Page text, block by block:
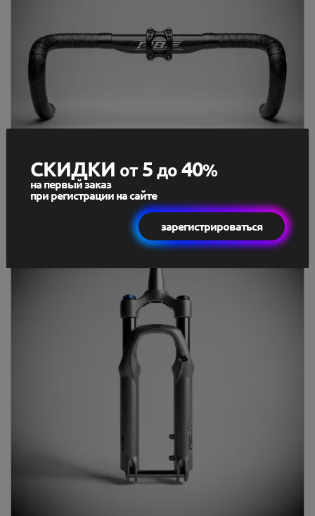
Велосипедные рули
СКИДКИ от5до40%
на первый заказ
при регистрации на сайте
зарегистрироваться